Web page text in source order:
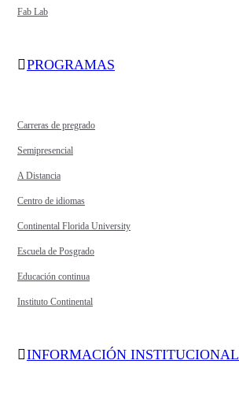
Fab Lab
PROGRAMAS
Carreras de pregrado
Semipresencial
A Distancia
Centro de idiomas
Continental Florida University
Escuela de Posgrado
Educación continua
Instituto Continental
INFORMACIÓN INSTITUCIONAL